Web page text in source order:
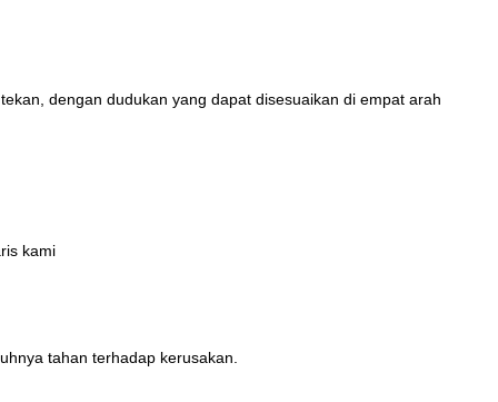
dengan dudukan yang dapat disesuaikan di empat arah
kami
tahan terhadap kerusakan.